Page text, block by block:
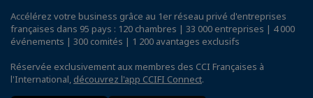
Accélérez votre business grâce au 1er réseau privé d'entreprises
françaises dans 95 pays : 120 chambres | 33 000 entreprises | 4 000
événements | 300 comités | 1 200 avantages exclusifs
Réservée exclusivement aux membres des CCI Françaises à
l'International, découvrez l'app CCIFI Connect.